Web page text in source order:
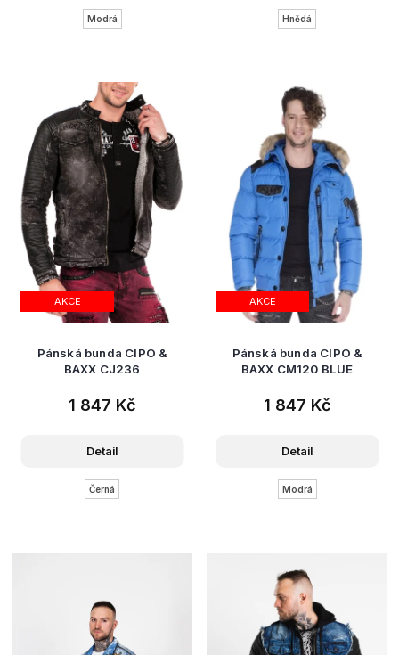
Modrá Hnědá
AKCE
Pánská bunda CIPO &
BAXX CJ236
1 847 Kč
Detail
Černá
AKCE
Pánská bunda CIPO &
BAXX CM120 BLUE
1 847 Kč
Detail
Modrá